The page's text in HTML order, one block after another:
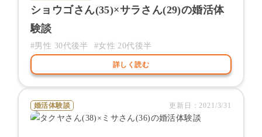
ショウゴさん(35)×サラ さん(29)の婚活体
験談
#男性 30代後半 #女性20代後半
詳しく読む
婚活体験談 更新日：2021/3/31